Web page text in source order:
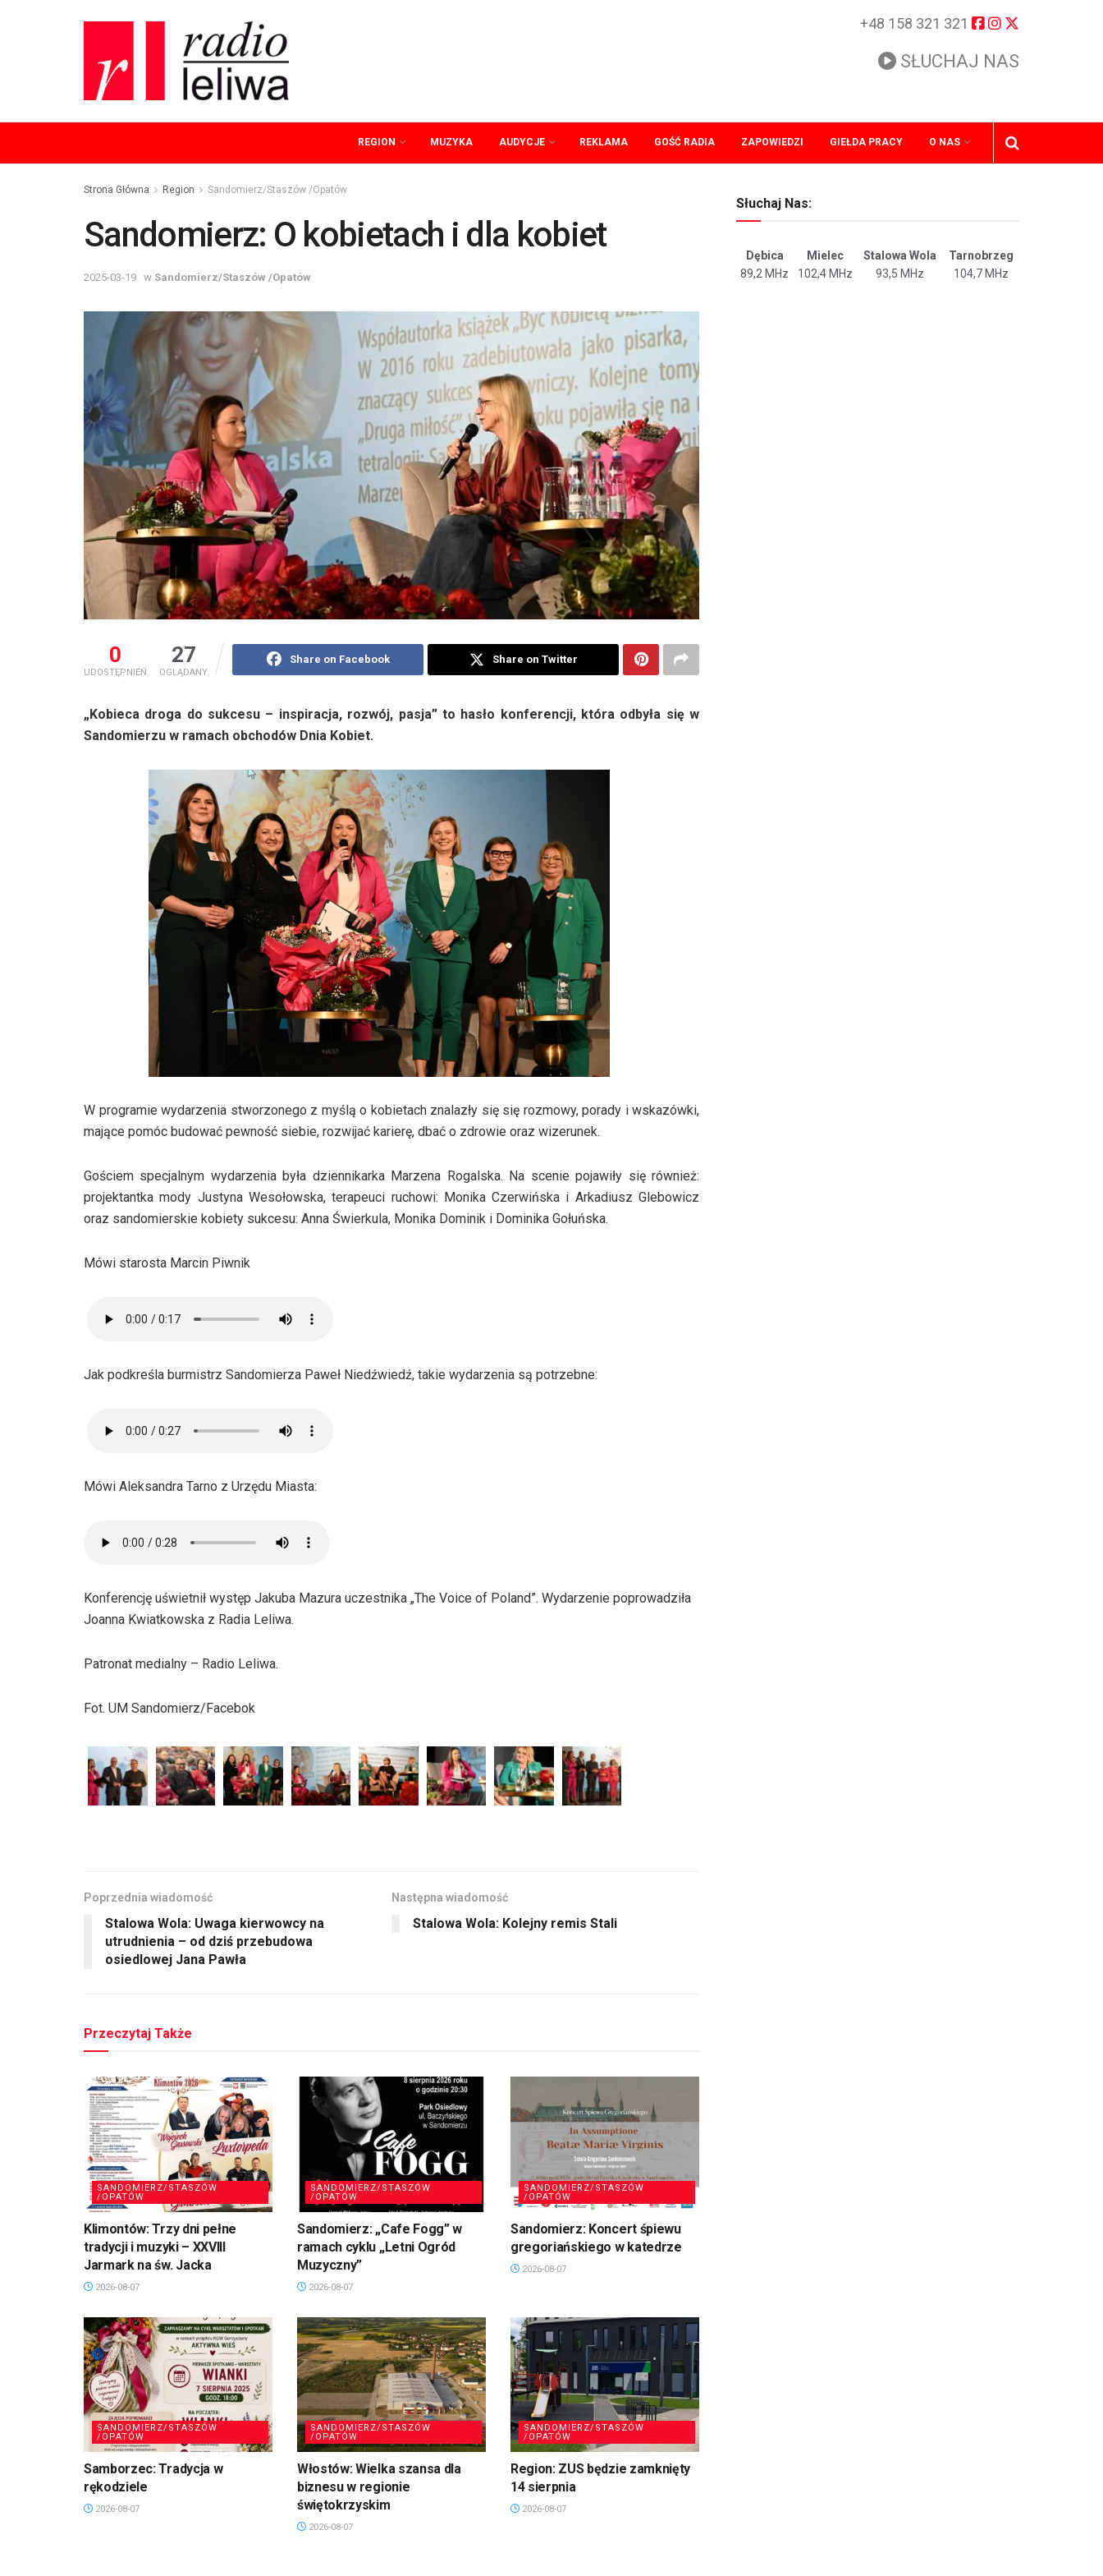
+48 158 321 321
SŁUCHAJ NAS
REGION MUZYKA AUDYCJE REKLAMA GOŚĆ RADIA ZAPOWIEDZI GIEŁDA PRACY O NAS
Strona Główna Region Sandomierz/Staszów /Opatów
Sandomierz: O kobietach i dla kobiet
2025-03-19 w Sandomierz/Staszów /Opatów
0
UDOSTĘPNIEŃ
27
OGLĄDANY
Share on Facebook Share on Twitter
„Kobieca droga do sukcesu – inspiracja, rozwój, pasja” to hasło konferencji, która odbyła się w
Sandomierzu w ramach obchodów Dnia Kobiet.
W programie wydarzenia stworzonego z myślą o kobietach znalazły się się rozmowy, porady i wskazówki,
mające pomóc budować pewność siebie, rozwijać karierę, dbać o zdrowie oraz wizerunek.
Gościem specjalnym wydarzenia była dziennikarka Marzena Rogalska. Na scenie pojawiły się również:
projektantka mody Justyna Wesołowska, terapeuci ruchowi: Monika Czerwińska i Arkadiusz Glebowicz
oraz sandomierskie kobiety sukcesu: Anna Świerkula, Monika Dominik i Dominika Gołuńska.
Mówi starosta Marcin Piwnik
Jak podkreśla burmistrz Sandomierza Paweł Niedźwiedź, takie wydarzenia są potrzebne:
Mówi Aleksandra Tarno z Urzędu Miasta:
Konferencję uświetnił występ Jakuba Mazura uczestnika „The Voice of Poland”. Wydarzenie poprowadziła
Joanna Kwiatkowska z Radia Leliwa.
Patronat medialny – Radio Leliwa.
Fot. UM Sandomierz/Facebok
Poprzednia wiadomość
Stalowa Wola: Uwaga kierwowcy na
utrudnienia – od dziś przebudowa
osiedlowej Jana Pawła
Następna wiadomość
Stalowa Wola: Kolejny remis Stali
Przeczytaj Także
SANDOMIERZ/STASZÓW
/OPATÓW
Klimontów: Trzy dni pełne
tradycji i muzyki – XXVIII
Jarmark na św. Jacka
2026-08-07
SANDOMIERZ/STASZÓW
/OPATÓW
Sandomierz: „Cafe Fogg” w
ramach cyklu „Letni Ogród
Muzyczny”
2026-08-07
SANDOMIERZ/STASZÓW
/OPATÓW
Sandomierz: Koncert śpiewu
gregoriańskiego w katedrze
2026-08-07
SANDOMIERZ/STASZÓW
/OPATÓW
Samborzec: Tradycja w
rękodziele
2026-08-07
SANDOMIERZ/STASZÓW
/OPATÓW
Włostów: Wielka szansa dla
biznesu w regionie
świętokrzyskim
2026-08-07
SANDOMIERZ/STASZÓW
/OPATÓW
Region: ZUS będzie zamknięty
14 sierpnia
2026-08-07
Słuchaj Nas:
Dębica Mielec Stalowa Wola
Tarnobrzeg
89,2 MHz
102,4 MHz 93,5 MHz 104,7 MHz